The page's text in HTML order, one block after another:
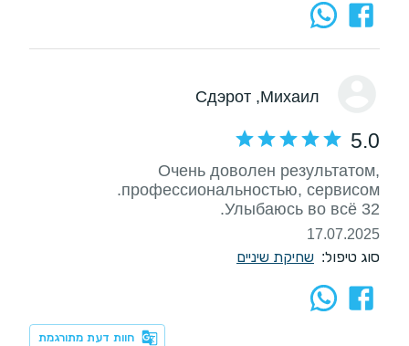
Михаил
, Сдэрот
5.0
Очень доволен результатом,
Улыбаюсь во всё 32.
17.07.2025
סוג טיפול: שחיקת שיניים
חוות דעת מתורגמת